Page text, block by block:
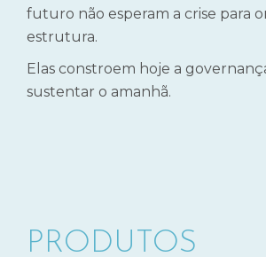
futuro não esperam a crise para
estrutura.
Elas constroem hoje a
sustentar o amanhã.
PRODUTOS